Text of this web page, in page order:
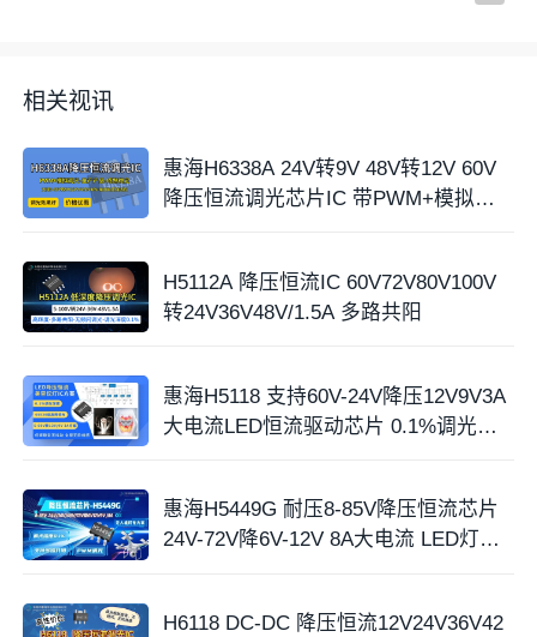
相关视讯
惠海H6338A 24V转9V 48V转12V 60V
降压恒流调光芯片IC 带PWM+模拟调
H5112A 降压恒流IC 60V72V80V100V
转24V36V48V/1.5A 多路共阳
惠海H5118 支持60V-24V降压12V9V3A
大电流LED恒流驱动芯片 0.1%调光深
惠海H5449G 耐压8-85V降压恒流芯片
24V-72V降6V-12V 8A大电流 LED灯驱
H6118 DC-DC 降压恒流12V24V36V42